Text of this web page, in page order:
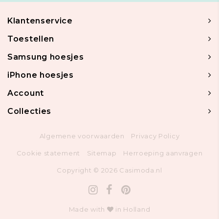
Klantenservice
Toestellen
Samsung hoesjes
iPhone hoesjes
Account
Collecties
Algemene voorwaarden Privacy Policy
Cookie statement Sitemap Herroeping aanvragen
Copyright © 2026 Casimoda.nl
Made with in Holland